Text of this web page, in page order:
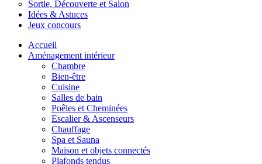
Sortie, Découverte et Salon
Idées & Astuces
Jeux concours
Accueil
Aménagement intérieur
Chambre
Bien-être
Cuisine
Salles de bain
Poêles et Cheminées
Escalier & Ascenseurs
Chauffage
Spa et Sauna
Maison et objets connectés
Plafonds tendus